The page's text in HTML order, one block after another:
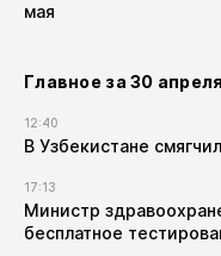
мая
Главное за 30 апреля
12:40
В Узбекистане
17:13
Министр
бесплатное